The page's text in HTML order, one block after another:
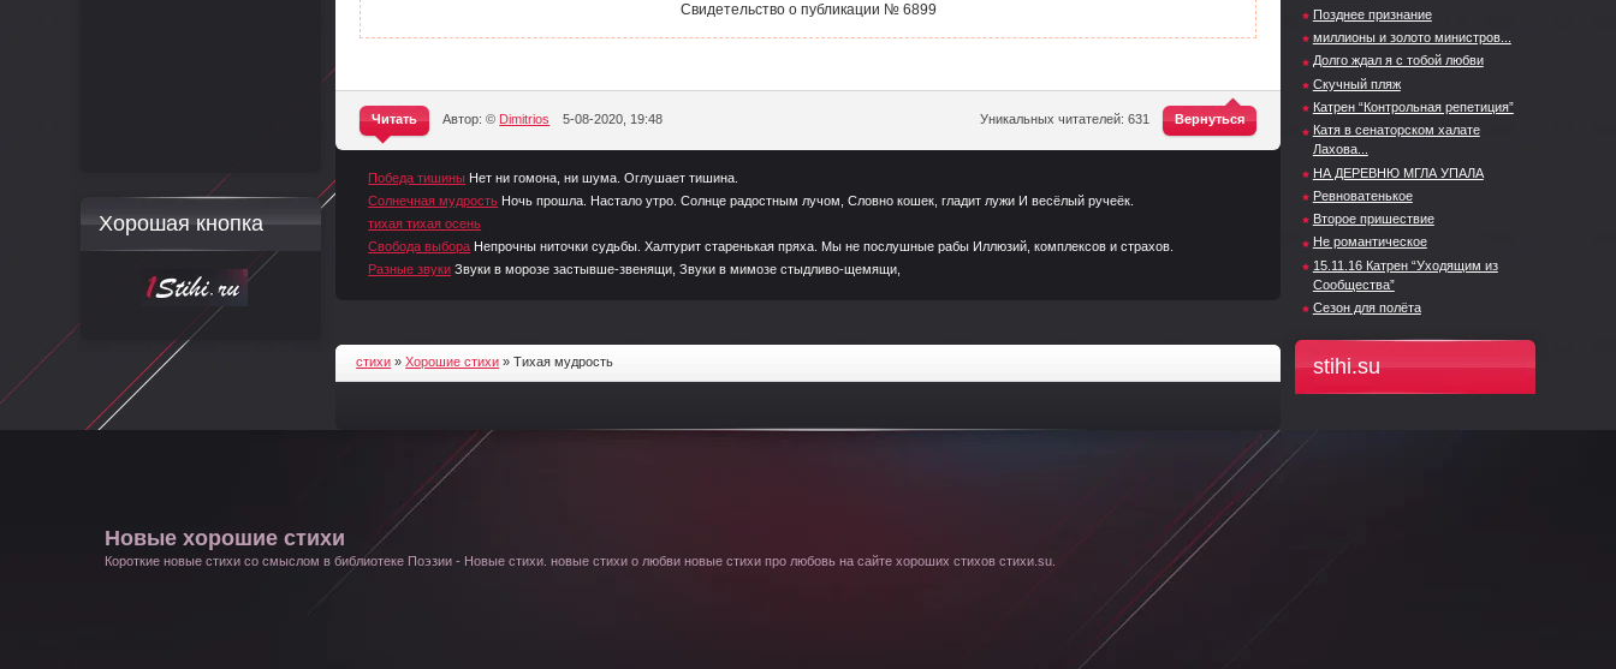
Свидетельство о публикации № 6899
Вернуться
Уникальных читателей: 631
Читать
^
Автор: © Dimitrios 5-08-2020, 19:48
Победа тишины Нет ни гомона, ни шума. Оглушает тишина.
Солнечная мудрость Ночь прошла. Настало утро. Солнце радостным лучом, Словно кошек, гладит лужи И весёлый ручеёк.
тихая тихая осень
Свобода выбора Непрочны ниточки судьбы. Халтурит старенькая пряха. Мы не послушные рабы Иллюзий, комплексов и страхов.
Разные звуки Звуки в морозе застывше-звенящи, Звуки в мимозе стыдливо-щемящи,
стихи »Хорошие стихи » Тихая мудрость
Позднее признание
миллионы и золото министров...
Долго ждал я с тобой любви
Скучный пляж
Катрен “Контрольная репетиция”
Катя в сенаторском халате
Лахова...
НА ДЕРЕВНЮ МГЛА УПАЛА
Ревноватенькое
Второе пришествие
Не романтическое
15.11.16 Катрен “Уходящим из
Сообщества”
Сезон для полёта
stihi.su
Хорошая кнопка
Новые хорошие стихи
Короткие новые стихи со смыслом в библиотеке Поэзии - Новые стихи. новые стихи о любви новые стихи про любовь на сайте хороших стихов стихи.su.